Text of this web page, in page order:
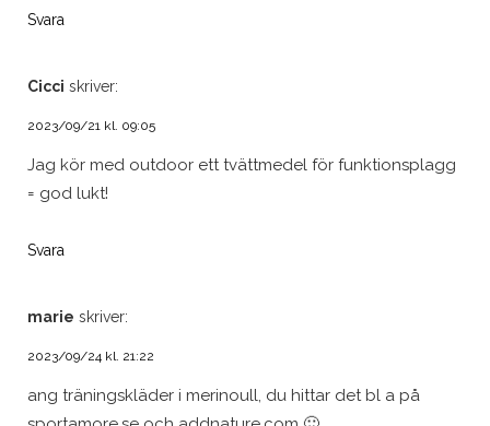
Svara
Cicci skriver:
2023/09/21 kl. 09:05
Jag kör med outdoor ett tvättmedel för funktionsplagg
= god lukt!
Svara
marie skriver:
2023/09/24 kl. 21:22
ang träningskläder i merinoull, du hittar det bl a på